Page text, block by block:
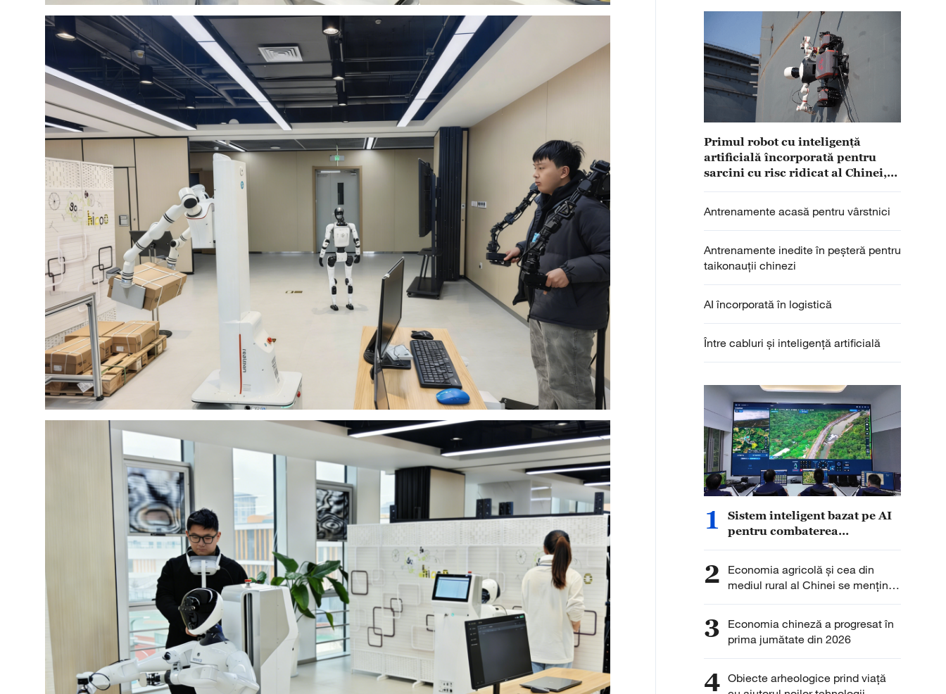
Primul robot cu inteligență
artificială încorporată pentru
sarcini cu risc ridicat al Chinei,
Antrenamente acasă pentru vârstnici
Antrenamente inedite în peșteră pentru
taikonauții chinezi
AI încorporată în logistică
Între cabluri și inteligență artificială
1
Sistem inteligent bazat pe AI
pentru combaterea
2
Economia agricolă și cea din
mediul rural al Chinei se mențin
pe o traiectorie stabilă
3
Economia chineză a progresat în
prima jumătate din 2026
4 Obiecte arheologice prind viață